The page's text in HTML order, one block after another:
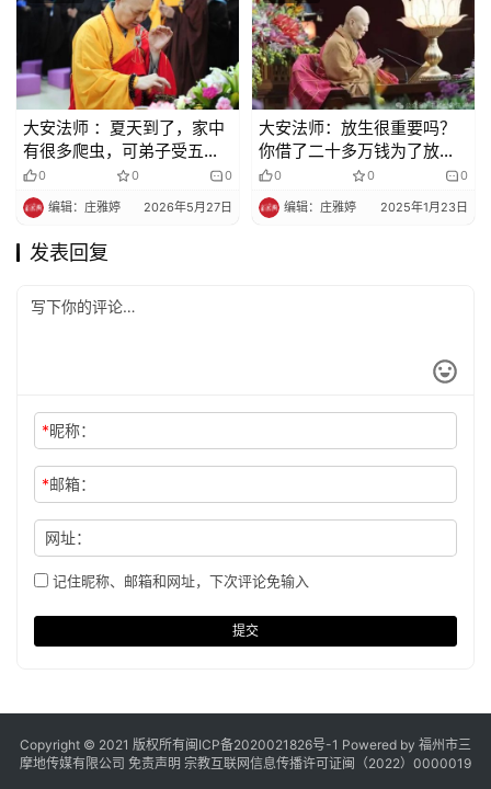
大安法师 ：夏天到了，家中
有很多爬虫，可弟子受五戒
不杀生，对此不知怎么办？
0 0 0
编辑：庄雅婷 2026年5月27日
大安法师：放生很重要吗？
你借了二十多万钱为了放生
三十多头牛，为什么？
0 0 0
编辑：庄雅婷 2025年1月23日
发表回复
*昵称：
*邮箱：
网址：
记住昵称、邮箱和网址，下次评论免输入
提交
Copyright © 2021 版权所有闽ICP备2020021826号-1 Powered by 福州市三
摩地传媒有限公司 免责声明 宗教互联网信息传播许可证闽（2022）0000019